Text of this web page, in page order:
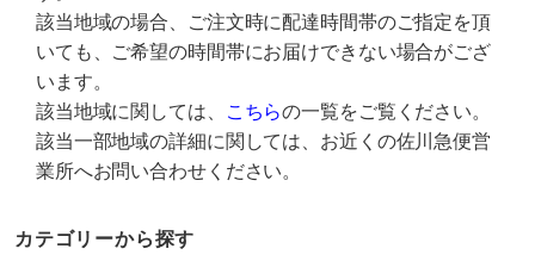
該当地域の場合、ご注文時に配達時間帯のご指定を頂
いても、ご希望の時間帯にお届けできない場合がござ
います。
該当地域に関しては、
こちらの一覧をご覧ください。
該当一部地域の詳細に関しては、お近くの佐川急便営
業所へお問い合わせください。
カテゴリーから探す